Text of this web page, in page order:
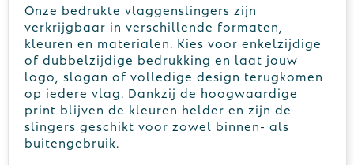
Onze bedrukte vlaggenslingers zijn
verkrijgbaar in verschillende formaten,
kleuren en materialen. Kies voor enkelzijdige
of dubbelzijdige bedrukking en laat jouw
logo, slogan of volledige design terugkomen
op iedere vlag. Dankzij de hoogwaardige
print blijven de kleuren helder en zijn de
slingers geschikt voor zowel binnen- als
buitengebruik.